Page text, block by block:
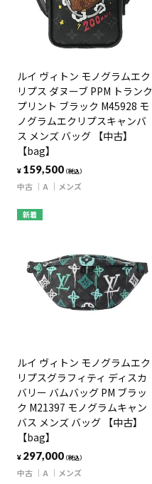
ルイ ヴィトン モノグラムエク
リプス ダヌーブ PPM トランク
プリント ブラック M45928 モ
ノグラムエクリプスキャンバ
ス メンズ バッグ 【中古】
【bag】
¥ 159,500（税込）
中古 A メンズ
新着
ルイ ヴィトン モノグラムエク
リプスグラフィティ ディスカ
バリー バムバッグ PM ブラッ
ク M21397 モノグラムキャン
バス メンズ バッグ 【中古】
【bag】
¥ 297,000（税込）
中古 A メンズ